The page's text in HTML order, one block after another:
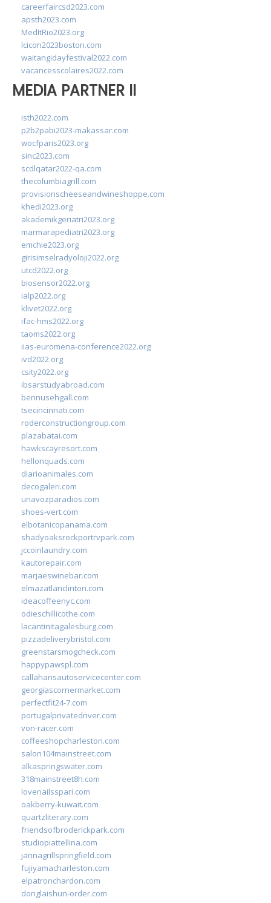
careerfaircsd2023.com
apsth2023.com
MedItRio2023.org
lcicon2023boston.com
waitangidayfestival2022.com
vacancesscolaires2022.com
MEDIA PARTNER II
isth2022.com
p2b2pabi2023-makassar.com
wocfparis2023.org
sinc2023.com
scdlqatar2022-qa.com
thecolumbiagrill.com
provisionscheeseandwineshoppe.com
khedi2023.org
akademikgeriatri2023.org
marmarapediatri2023.org
emchie2023.org
girisimselradyoloji2022.org
utcd2022.org
biosensor2022.org
ialp2022.org
klivet2022.org
ifac-hms2022.org
taoms2022.org
iias-euromena-conference2022.org
ivd2022.org
csity2022.org
ibsarstudyabroad.com
bennusehgall.com
tsecincinnati.com
roderconstructiongroup.com
plazabatai.com
hawkscayresort.com
hellonquads.com
diarioanimales.com
decogaleri.com
unavozparadios.com
shoes-vert.com
elbotanicopanama.com
shadyoaksrockportrvpark.com
jccoinlaundry.com
kautorepair.com
marjaeswinebar.com
elmazatlanclinton.com
ideacoffeenyc.com
odieschillicothe.com
lacantinitagalesburg.com
pizzadeliverybristol.com
greenstarsmogcheck.com
happypawspl.com
callahansautoservicecenter.com
georgiascornermarket.com
perfectfit24-7.com
portugalprivatedriver.com
von-racer.com
coffeeshopcharleston.com
salon104mainstreet.com
alkaspringswater.com
318mainstreet8h.com
lovenailsspari.com
oakberry-kuwait.com
quartzliterary.com
friendsofbroderickpark.com
studiopiattellina.com
jannagrillspringfield.com
fujiyamacharleston.com
elpatronchardon.com
donglaishun-order.com